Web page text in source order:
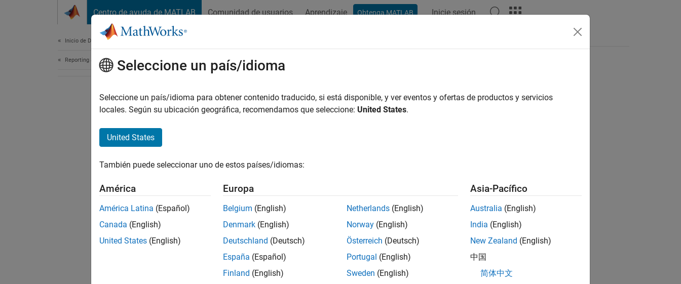
Centro de ayuda de MATLAB Comunidad de usuarios Aprendizaje Obtenga MATLAB Inicie sesión
Inicio de Documentación
Reporting and Database Access
How useful was this information?
Seleccione un país/idioma
Seleccione un país/idioma para obtener contenido traducido, si está disponible, y ver eventos y ofertas de productos y servicios
locales. Según su ubicación geográfica, recomendamos que seleccione: United States.
United States
También puede seleccionar uno de estos países/idiomas:
América
América Latina (Español)
Canada (English)
United States (English)
Europa
Belgium (English)
Denmark (English)
Deutschland (Deutsch)
España (Español)
Finland (English)
Netherlands (English)
Norway (English)
Österreich (Deutsch)
Portugal (English)
Sweden (English)
Asia-Pacífico
Australia (English)
India (English)
New Zealand (English)
中国
简体中文